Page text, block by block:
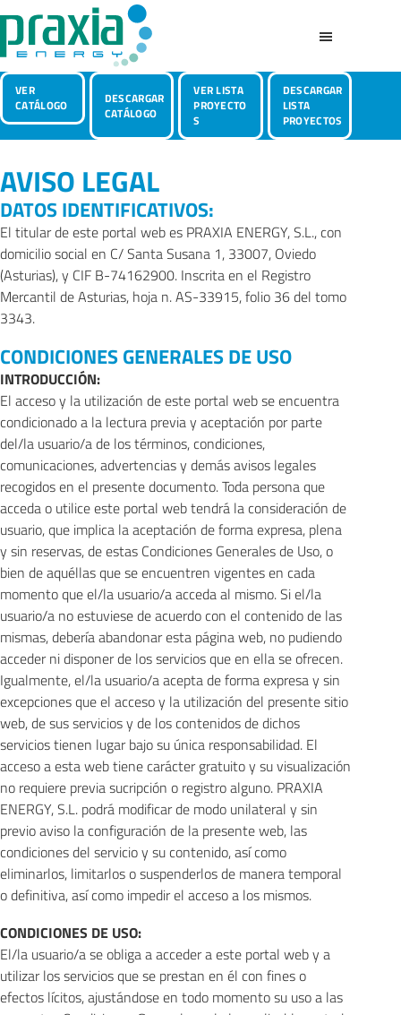
Saltar
contenido
principal
VER
CATÁLOGO
DESCARGAR
CATÁLOGO
VER LISTA
PROYECTO
S
DESCARGAR
LISTA
PROYECTOS
Praxia
Energy
Photovoltaic
Structures
&
Canopies
AVISO LEGAL
DATOS IDENTIFICATIVOS:
El titular de este portal web es PRAXIA ENERGY, S.L., con
domicilio social en C/ Santa Susana 1, 33007, Oviedo
(Asturias), y CIF B-74162900. Inscrita en el Registro
Mercantil de Asturias, hoja n. AS-33915, folio 36 del tomo
3343.
CONDICIONES GENERALES DE USO
INTRODUCCIÓN:
El acceso y la utilización de este portal web se encuentra
condicionado a la lectura previa y aceptación por parte
del/la usuario/a de los términos, condiciones,
comunicaciones, advertencias y demás avisos legales
recogidos en el presente documento. Toda persona que
acceda o utilice este portal web tendrá la consideración de
usuario, que implica la aceptación de forma expresa, plena
y sin reservas, de estas Condiciones Generales de Uso, o
bien de aquéllas que se encuentren vigentes en cada
momento que el/la usuario/a acceda al mismo. Si el/la
usuario/a no estuviese de acuerdo con el contenido de las
mismas, debería abandonar esta página web, no pudiendo
acceder ni disponer de los servicios que en ella se ofrecen.
Igualmente, el/la usuario/a acepta de forma expresa y sin
excepciones que el acceso y la utilización del presente sitio
web, de sus servicios y de los contenidos de dichos
servicios tienen lugar bajo su única responsabilidad. El
acceso a esta web tiene carácter gratuito y su visualización
no requiere previa sucripción o registro alguno. PRAXIA
ENERGY, S.L. podrá modificar de modo unilateral y sin
previo aviso la configuración de la presente web, las
condiciones del servicio y su contenido, así como
eliminarlos, limitarlos o suspenderlos de manera temporal
o definitiva, así como impedir el acceso a los mismos.
CONDICIONES DE USO:
El/la usuario/a se obliga a acceder a este portal web y a
utilizar los servicios que se prestan en él con fines o
efectos lícitos, ajustándose en todo momento su uso a las